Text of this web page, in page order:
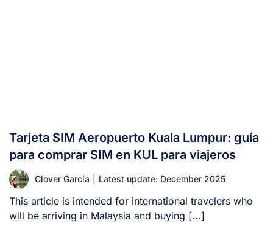
Tarjeta SIM Aeropuerto Kuala Lumpur: guía
para comprar SIM en KUL para viajeros
Clover Garcia Latest update: December 2025
This article is intended for international travelers who
will be arriving in Malaysia and buying [...]